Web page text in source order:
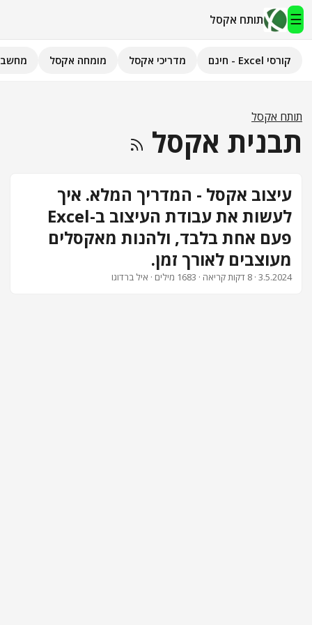
☰ תותח אקסל
מדריכי אקסל
השירותים שלנו
מומחה אקסל
פיתוח אפליקציות
קורסי Excel - חינם מדריכי אקסל מומחה אקסל
תותח אקסל
תבנית אקסל
עיצוב אקסל - המדריך המלא. איך
לעשות את עבודת העיצוב ב-Excel
פעם אחת בלבד, ולהנות מאקסלים
מעוצבים לאורך זמן.
3.5.2024 · 8 דקות קריאה · 1683 מילים · איל ברדוגו